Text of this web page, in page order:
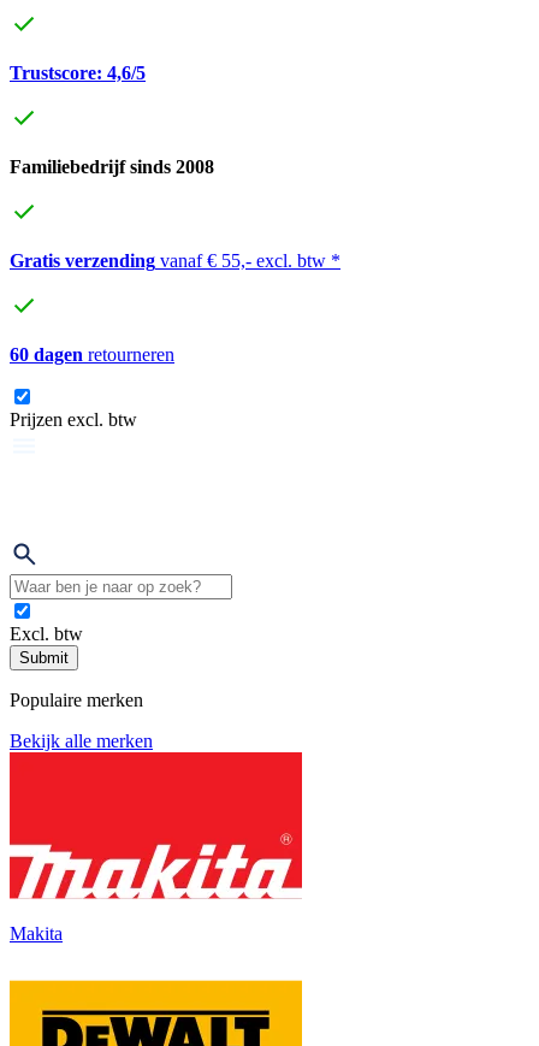
Trustscore: 4,6/5
Familiebedrijf sinds 2008
Gratis verzending vanaf € 55,- excl. btw *
60 dagen retourneren
Prijzen excl. btw
Excl. btw
Submit
Populaire merken
Bekijk alle merken
Makita